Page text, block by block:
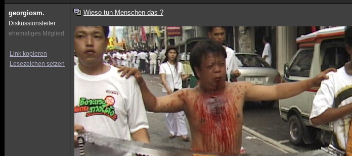
georgiosm.
Diskussionsleiter
ehemaliges Mitglied
Link kopieren
Lesezeichen setzen
Wieso tun Menschen das ?